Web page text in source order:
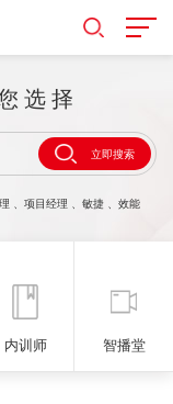
选择
立即搜索
、 项目经理 、 敏捷 、 效能
内训师 智播堂